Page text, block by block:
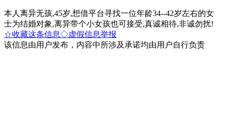
本人离异无孩,45岁,想借平台寻找一位年龄34--42岁左右的女
士为结婚对象,离异带个小女孩也可接受,真诚相待,非诚勿扰!
☆收藏这条信息◇虚假信息举报
该信息由用户发布，内容中所涉及承诺均由用户自行负责